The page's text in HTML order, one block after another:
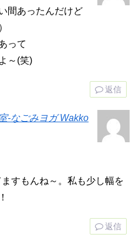
間あったんだけど
って
～(笑)
返信
-なごみヨガ Wakko
すもんね～。私も少し幅を
返信